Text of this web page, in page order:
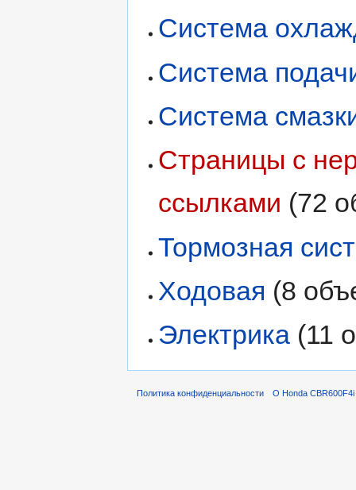
Система
Система
Система
Страницы с
ссылками (72
Тормозная
Ходовая (8
Электрика (11
Политика конфиденциальности О Honda CBR600F4i